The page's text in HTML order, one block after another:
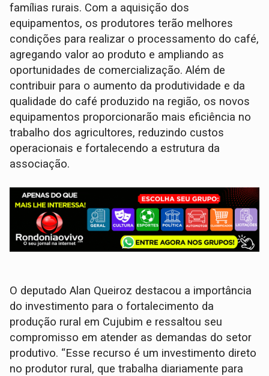
famílias rurais. Com a aquisição dos
equipamentos, os produtores terão melhores
condições para realizar o processamento do café,
agregando valor ao produto e ampliando as
oportunidades de comercialização. Além de
contribuir para o aumento da produtividade e da
qualidade do café produzido na região, os novos
equipamentos proporcionarão mais eficiência no
trabalho dos agricultores, reduzindo custos
operacionais e fortalecendo a estrutura da
associação.
O deputado Alan Queiroz destacou a importância
do investimento para o fortalecimento da
produção rural em Cujubim e ressaltou seu
compromisso em atender as demandas do setor
produtivo. “Esse recurso é um investimento direto
no produtor rural, que trabalha diariamente para